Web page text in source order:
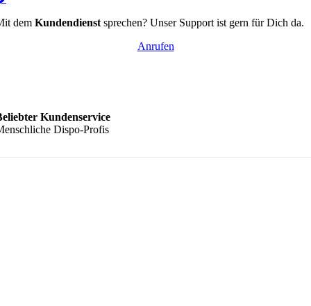
dem Kundendienst sprechen? Unser Support ist gern für Dich da.
Anrufen
Kundenservice
Dispo-Profis